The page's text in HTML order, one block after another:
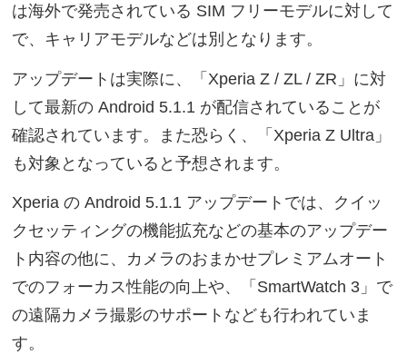
は海外で発売されている SIM フリーモデルに対して
で、キャリアモデルなどは別となります。
アップデートは実際に、「Xperia Z / ZL / ZR」に対
して最新の Android 5.1.1 が配信されていることが
確認されています。また恐らく、「Xperia Z Ultra」
も対象となっていると予想されます。
Xperia の Android 5.1.1 アップデートでは、クイッ
クセッティングの機能拡充などの基本のアップデー
ト内容の他に、カメラのおまかせプレミアムオート
でのフォーカス性能の向上や、「SmartWatch 3」で
の遠隔カメラ撮影のサポートなども行われていま
す。